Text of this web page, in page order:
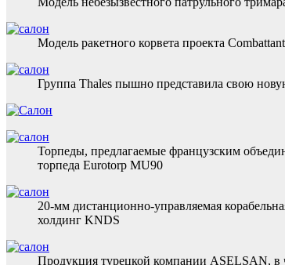
Модель ракетного корвета проекта
Группа Thales пышно представила свою
Торпеды, предлагаемые французским
торпеда Eurotorp MU90
20-мм дистанционно-управляемая
холдинг KNDS
Продукция турецкой компании ASELSAN, в